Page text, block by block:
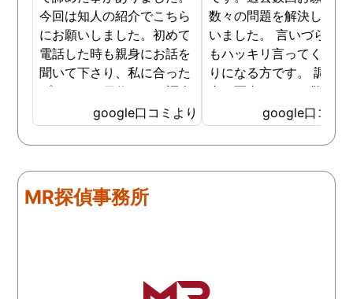
今回は知人の紹介でこちら
にお願いしました。初めて
電話した時も親身にお話を
聞いて下さり、私に合った
プランで15日位かけて調査
してもらいました。 噂通り
調査も細かく、こんな所ま
でしっかり撮ってくれたん
拠で旦那と今後の話しが早
く進みそうです。また結果
かり注意してくださる方で
google口コミより
数々の問題を解決しても
いました。 言いづらい
もハッキリ言ってくれて
りになる方です。 調査
書の写真もいつも驚かさ
てどうやって撮ったのか
くと面白い話し聞かせて
れますね。 問題がない
google口コミ
MR探偵事務所